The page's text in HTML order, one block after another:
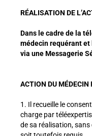
RÉALISATION DE
Dans le cadre de la
médecin requérant
via une Messagerie
ACTION DU MÉDECIN
1. Il recueille le
charge par
de sa réalisation,